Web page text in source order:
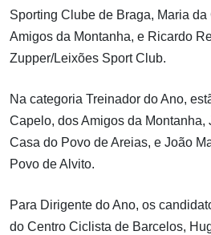
Sporting Clube de Braga, Maria da
Amigos da Montanha, e Ricardo
Zupper/Leixões Sport Club.
Na categoria Treinador do Ano,
Capelo, dos Amigos da Montanha,
Casa do Povo de Areias, e João
Povo de Alvito.
Para Dirigente do Ano, os
do Centro Ciclista de Barcelos,